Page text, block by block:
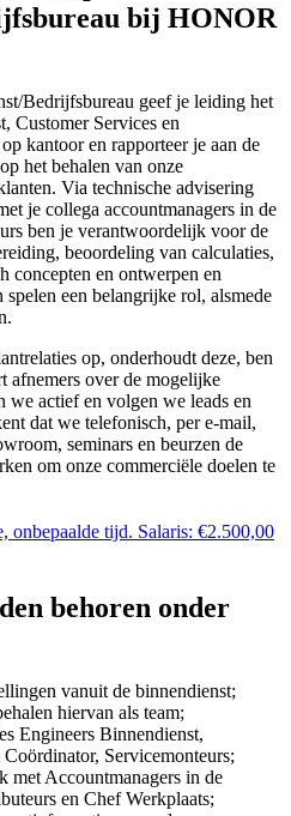
bij HONOR
Bedrijfsbureau geef je leiding het
Customer Services en
kantoor en rapporteer je aan de
het behalen van onze
Via technische advisering
je collega accountmanagers in de
ben je verantwoordelijk voor de
beoordeling van calculaties,
concepten en ontwerpen en
een belangrijke rol, alsmede
op, onderhoudt deze, ben
afnemers over de mogelijke
we actief en volgen we leads en
dat we telefonisch, per e-mail,
seminars en beurzen de
om onze commerciële doelen te
onbepaalde tijd. Salaris: €2.500,00
behoren onder
vanuit de binnendienst;
hiervan als team;
Engineers Binnendienst,
Servicemonteurs;
met Accountmanagers in de
en Chef Werkplaats;